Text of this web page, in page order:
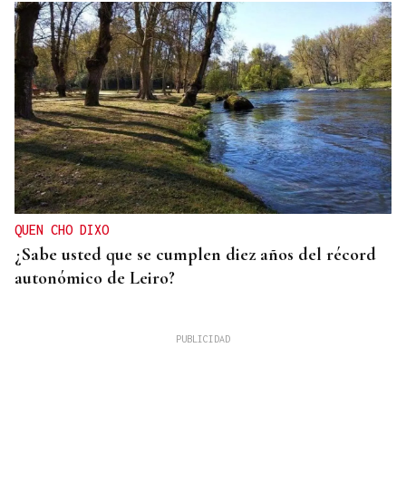
QUEN CHO DIXO
¿Sabe usted que se cumplen diez años del récord
autonómico de Leiro?